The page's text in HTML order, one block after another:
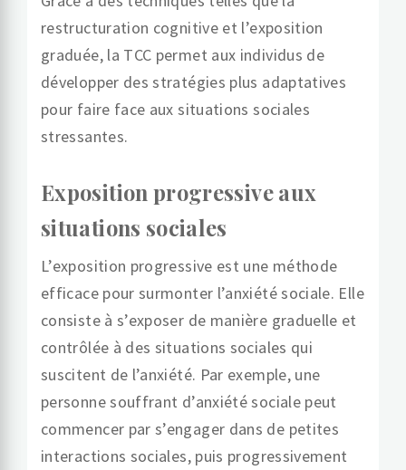
restructuration cognitive et l’exposition
graduée, la TCC permet aux individus de
développer des stratégies plus adaptatives
pour faire face aux situations sociales
stressantes.
Exposition progressive aux
situations sociales
L’exposition progressive est une méthode
efficace pour surmonter l’anxiété sociale. Elle
consiste à s’exposer de manière graduelle et
contrôlée à des situations sociales qui
suscitent de l’anxiété. Par exemple, une
personne souffrant d’anxiété sociale peut
commencer par s’engager dans de petites
interactions sociales, puis progressivement